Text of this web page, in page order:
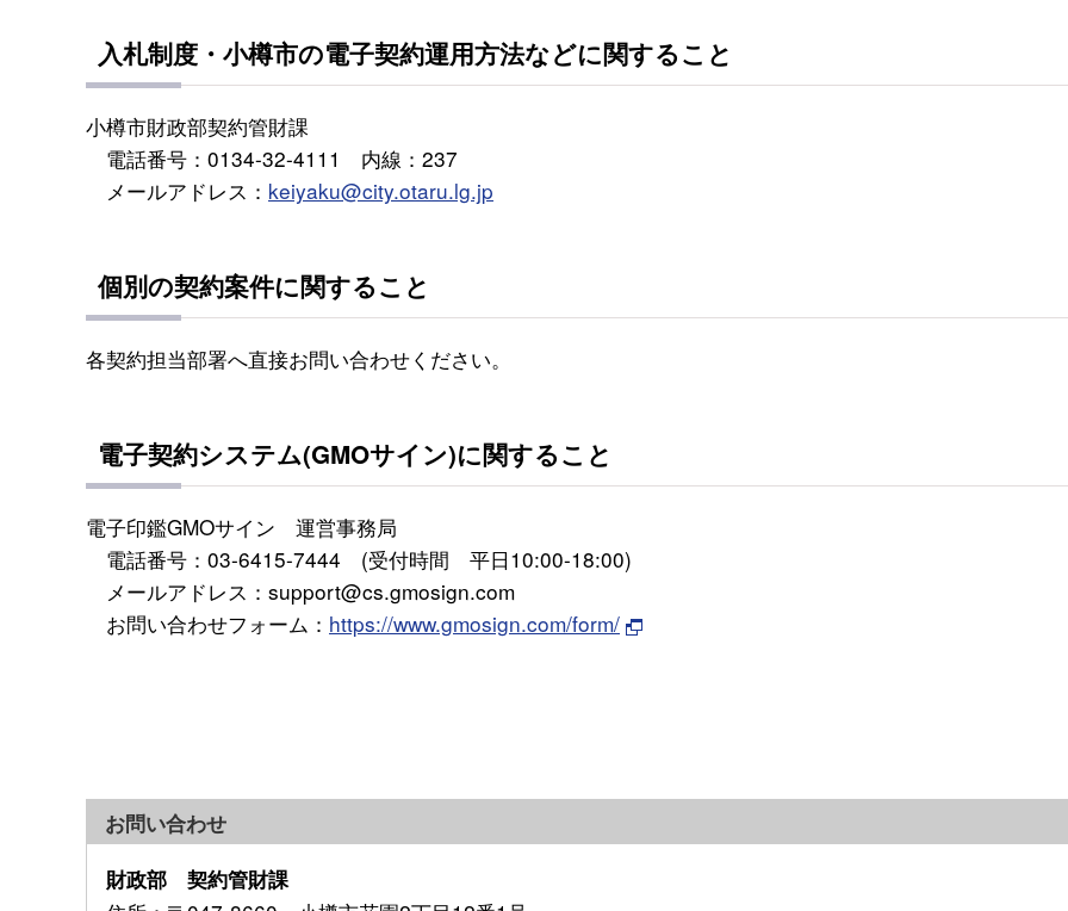
入札制度・小樽市の電子契約運用方法などに関すること
小樽市財政部契約管財課
電話番号：0134-32-4111 内線：237
メールアドレス： keiyaku@city.otaru.lg.jp
個別の契約案件に関すること
各契約担当部署へ直接お問い合わせください。
電子契約システム(GMOサイン)に関すること
電子印鑑GMOサイン 運営事務局
電話番号：03-6415-7444 (受付時間 平日10:00-18:00)
メールアドレス：support@cs.gmosign.com
お問い合わせフォーム： https://www.gmosign.com/form/
お問い合わせ
財政部 契約管財課